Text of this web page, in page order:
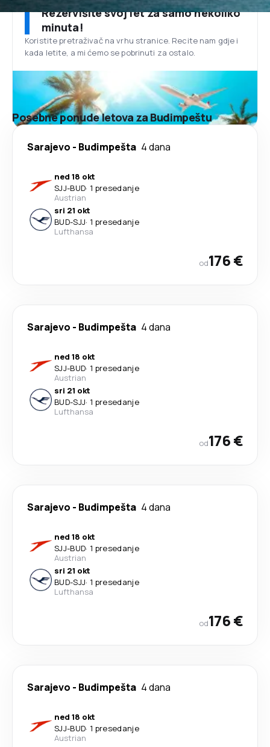
Rezervišite svoj let za samo nekoliko
minuta!
Koristite pretraživač na vrhu stranice. Recite nam gdje i
kada letite, a mi ćemo se pobrinuti za ostalo.
Posebne ponude letova za Budimpeštu
Sarajevo - Budimpešta 4 dana
ned 18 okt
SJJ-BUD· 1 presedanje
Austrian
sri 21 okt
BUD-SJJ· 1 presedanje
Lufthansa
od176 €
Sarajevo - Budimpešta 4 dana
ned 18 okt
SJJ-BUD· 1 presedanje
Austrian
sri 21 okt
BUD-SJJ· 1 presedanje
Lufthansa
od176 €
Sarajevo - Budimpešta 4 dana
ned 18 okt
SJJ-BUD· 1 presedanje
Austrian
sri 21 okt
BUD-SJJ· 1 presedanje
Lufthansa
od176 €
Sarajevo - Budimpešta 4 dana
ned 18 okt
SJJ-BUD· 1 presedanje
Austrian